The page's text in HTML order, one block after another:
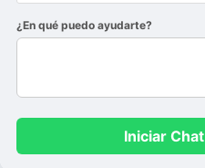
¿En qué puedo ayudarte?
Iniciar Chat